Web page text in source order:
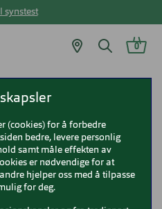
synstest
0
(cookies) for å forbedre
bedre, levere personlig
samt måle effekten av
er nødvendige for at
hjelper oss med å tilpasse
for deg.